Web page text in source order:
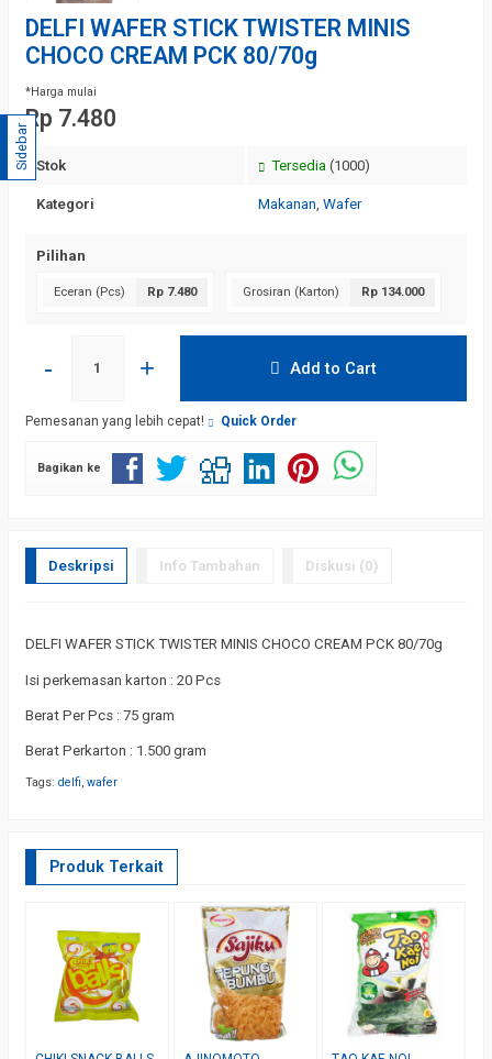
DELFI WAFER STICK TWISTER MINIS
CHOCO CREAM PCK 80/70g
*Harga mulai
Rp 7.480
Stok Tersedia (1000)
Kategori Makanan, Wafer
Pilihan
Eceran (Pcs) Rp 7.480 Grosiran (Karton) Rp 134.000
- + Add to Cart
Pemesanan yang lebih cepat! Quick Order
Bagikan ke
Deskripsi Info Tambahan Diskusi (0)
DELFI WAFER STICK TWISTER MINIS CHOCO CREAM PCK 80/70g
Isi perkemasan karton : 20 Pcs
Berat Per Pcs : 75 gram
Berat Perkarton : 1.500 gram
Tags: delfi, wafer
Produk Terkait
Sidebar